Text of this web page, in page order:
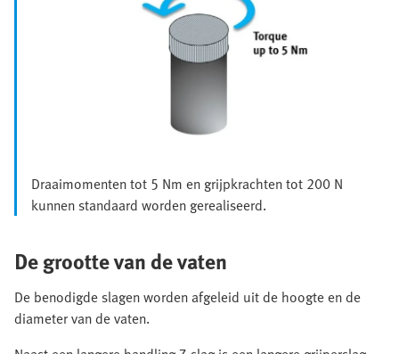
Draaimomenten tot 5 Nm en grijpkrachten tot 200 N
kunnen standaard worden gerealiseerd.
De grootte van de vaten
De benodigde slagen worden afgeleid uit de hoogte en de
diameter van de vaten.